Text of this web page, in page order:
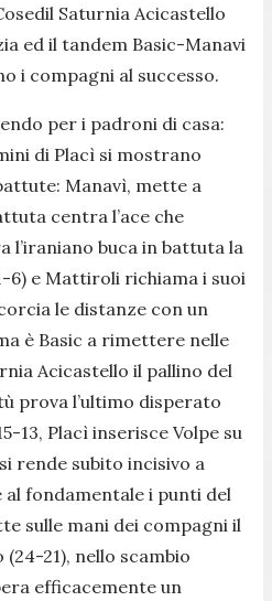
Saturnia Acicastello
ed il tandem Basic-Manavi
i compagni al successo.
per i padroni di casa:
di Placì si mostrano
Manavì, mette a
centra l’ace che
l’iraniano buca in battuta la
6) e Mattiroli richiama i suoi
le distanze con un
è Basic a rimettere nelle
Acicastello il pallino del
prova l’ultimo disperato
13, Placì inserisce Volpe su
rende subito incisivo a
fondamentale i punti del
sulle mani dei compagni il
21), nello scambio
efficacemente un